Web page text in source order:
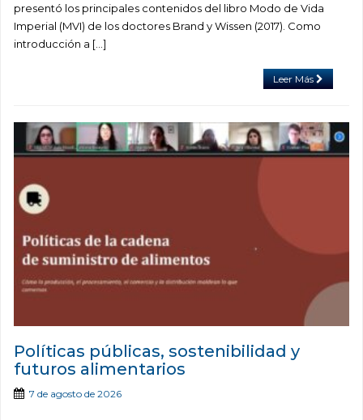
presentó los principales contenidos del libro Modo de Vida
Imperial (MVI) de los doctores Brand y Wissen (2017). Como
introducción a […]
Leer Más
Políticas públicas, sostenibilidad y
futuros alimentarios
7 de agosto de 2026